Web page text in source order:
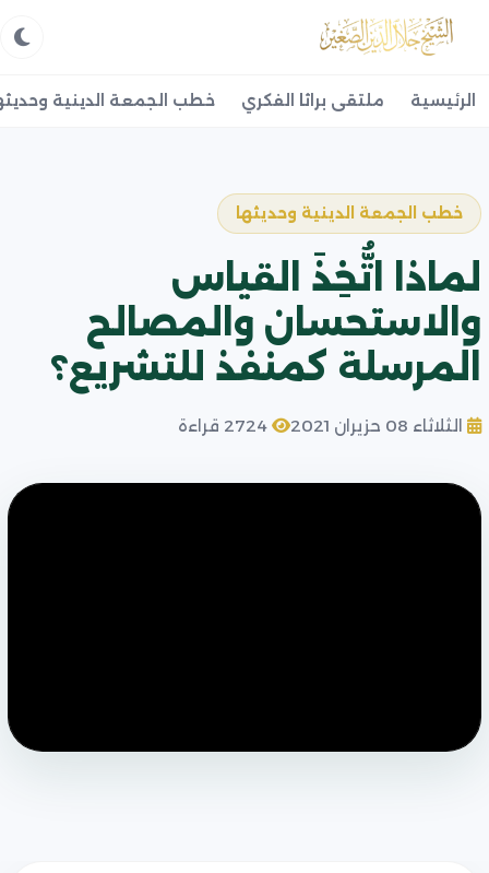
الرئيسية ملتقى براثا الفكري خطب الجمعة الدينية
خطب الجمعة الدينية وحديثها
لماذا اتُّخِذَ القياس
والاستحسان والمصالح
المرسلة كمنفذ للتشريع؟
الثلاثاء 08 حزيران 2021